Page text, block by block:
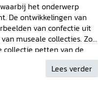
VAN GRONINGEN,
voor designproducten
van een confectiejurk.
Mijn jaren bij C&A en
Antwerpen. Het
Multinational in
het onderwerp
De ontwikkelingen van
van confectie uit
museale collecties. Zo
petten van de
is een aardige
van goedeLees verder